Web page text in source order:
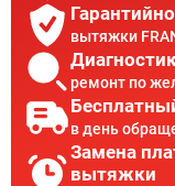
вытяжки
ремонт по
в день
Замена
вытяжки